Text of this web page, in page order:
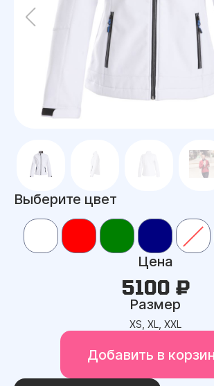
Выберите цвет
Цена
5100 ₽
Размер
XS, XL, XXL
Добавить в